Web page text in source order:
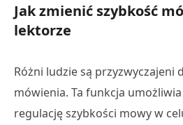
Jak zmienić szybkość
lektorze
Różni ludzie są przyzwyczajeni
mówienia. Ta funkcja
regulację szybkości mowy w